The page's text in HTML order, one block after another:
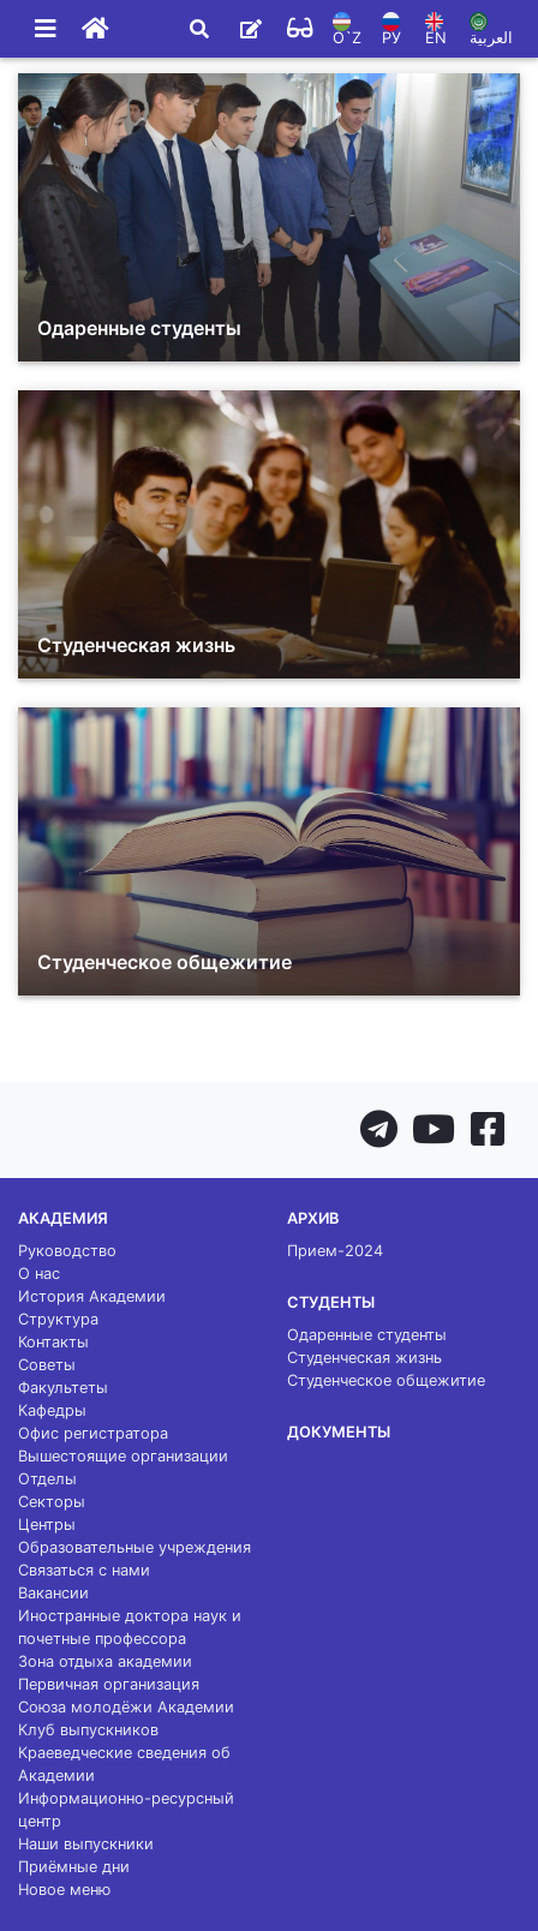
O`Z РУ EN العربية
Одаренные студенты
Студенческая жизнь
Студенческое общежитие
АКАДЕМИЯ
Руководство
О нас
История Академии
Структура
Контакты
Советы
Факультеты
Кафедры
Офис регистратора
Вышестоящие организации
Отделы
Секторы
Центры
Образовательные учреждения
Связаться с нами
Вакансии
Иностранные доктора наук и
почетные профессора
Зона отдыха академии
Первичная организация
Союза молодёжи Академии
Клуб выпускников
Краеведческие сведения об
Академии
Информационно-ресурсный
центр
Наши выпускники
Приёмные дни
Новое меню
АРХИВ
Прием-2024
СТУДЕНТЫ
Одаренные студенты
Студенческая жизнь
Студенческое общежитие
ДОКУМЕНТЫ